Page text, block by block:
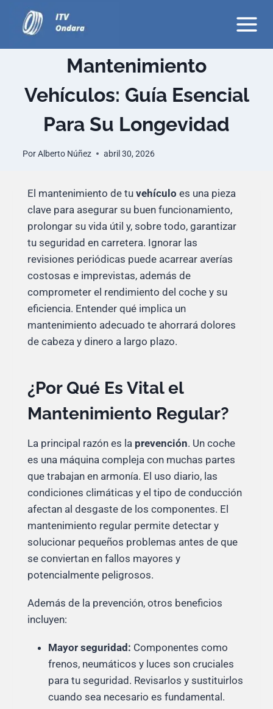
contenido
Mantenimiento
Vehículos: Guía Esencial
Para Su Longevidad
PorAlberto Núñez abril 30, 2026
El mantenimiento de tu vehículo es una pieza
clave para asegurar su buen funcionamiento,
prolongar su vida útil y, sobre todo, garantizar
tu seguridad en carretera. Ignorar las
revisiones periódicas puede acarrear averías
costosas e imprevistas, además de
comprometer el rendimiento del coche y su
eficiencia. Entender qué implica un
mantenimiento adecuado te ahorrará dolores
de cabeza y dinero a largo plazo.
¿Por Qué Es Vital el
Mantenimiento Regular?
La principal razón es la prevención. Un coche
es una máquina compleja con muchas partes
que trabajan en armonía. El uso diario, las
condiciones climáticas y el tipo de conducción
afectan al desgaste de los componentes. El
mantenimiento regular permite detectar y
solucionar pequeños problemas antes de que
se conviertan en fallos mayores y
potencialmente peligrosos.
Además de la prevención, otros beneficios
incluyen:
Mayor seguridad: Componentes como
frenos, neumáticos y luces son cruciales
para tu seguridad. Revisarlos y sustituirlos
cuando sea necesario es fundamental.